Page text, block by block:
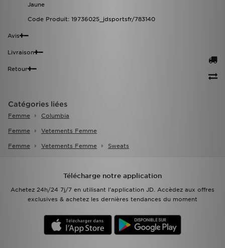
Jaune
Code Produit: 19736025_jdsportsfr/783140
Avis
Livraison
Retour
Catégories liées
Femme Columbia
Femme Vetements Femme
Femme Vetements Femme Sweats
Télécharge notre application
Achetez 24h/24 7j/7 en utilisant l'application JD. Accèdez aux offres
exclusives & achetez les dernières tendances du moment